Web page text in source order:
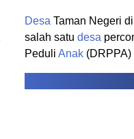
Desa Taman Negeri
salah satu desa
Peduli Anak